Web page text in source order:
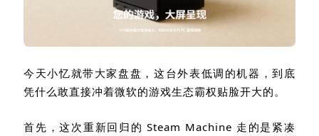
今天小忆就带大家盘盘，这台外表低调的机器，到底
凭什么敢直接冲着微软的游戏生态霸权贴脸开大的。
首先，这次重新回归的 Steam Machine 走的是紧凑